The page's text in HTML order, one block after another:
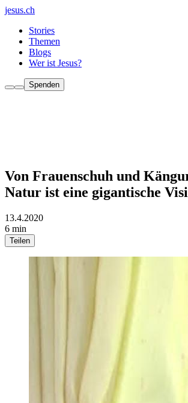
jesus.ch
Stories
Themen
Blogs
Wer ist Jesus?
Spenden
Von Frauenschuh und
Natur ist eine gigantische
13.4.2020
6 min
Teilen